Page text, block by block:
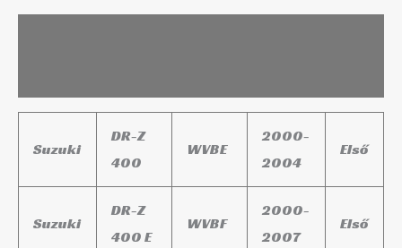
Suzuki
DR-Z
400
WVBE
2000-
2004
Első
Suzuki
DR-Z
400 E
WVBF
2000-
2007
Első